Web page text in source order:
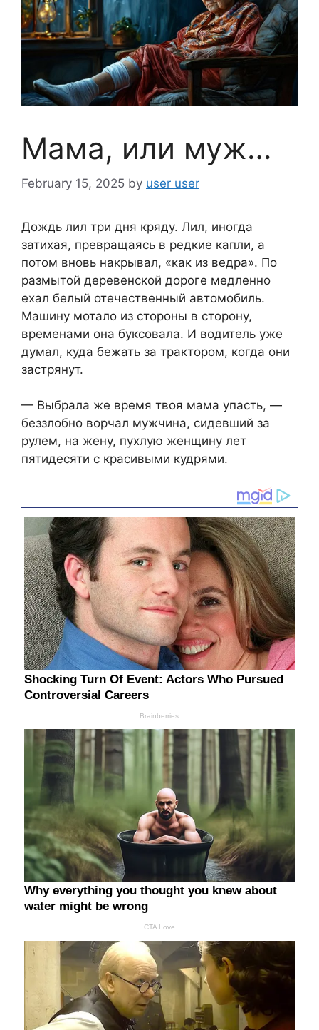
Мама, или муж…
February 15, 2025 by user user
Дождь лил три дня кряду. Лил, иногда
затихая, превращаясь в редкие капли, а
потом вновь накрывал, «как из ведра». По
размытой деревенской дороге медленно
ехал белый отечественный автомобиль.
Машину мотало из стороны в сторону,
временами она буксовала. И водитель уже
думал, куда бежать за трактором, когда они
застрянут.
— Выбрала же время твоя мама упасть, —
беззлобно ворчал мужчина, сидевший за
рулем, на жену, пухлую женщину лет
пятидесяти с красивыми кудрями.